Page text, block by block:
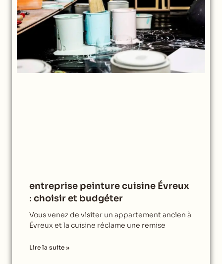
entreprise peinture cuisine Évreux
: choisir et budgéter
Vous venez de visiter un appartement ancien à
Évreux et la cuisine réclame une remise
Lire la suite »